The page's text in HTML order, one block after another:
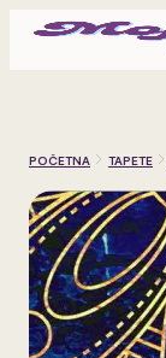
POČETNA TAPETE